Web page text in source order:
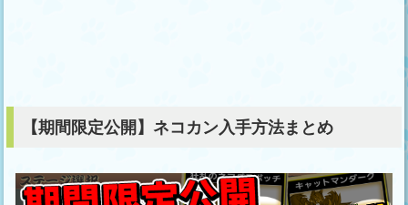
【期間限定公開】ネコカン入手方法まとめ